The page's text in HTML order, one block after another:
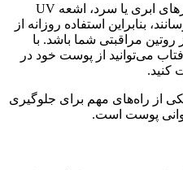
حتی در روزهای ابری یا سرد، اشعه UV
بنابراین استفاده روزانه از
مراقبتی شما باشد. با
می‌توانید از پوست خود در
کنید.
از راه‌های مهم برای جلوگیری
پوست است.